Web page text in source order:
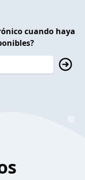
cuando haya